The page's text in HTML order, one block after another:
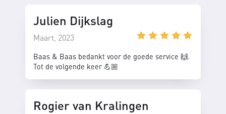
Julien Dijkslag
Maart, 2023
Baas & Baas bedankt voor de goede service 🙌.
Tot de volgende keer 💪🏼
Rogier van Kralingen